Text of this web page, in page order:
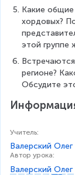
Какие
хордовых?
этой группе
регионе?
Обсудите
Учитель:
Валерский
Автор урока:
Валерский